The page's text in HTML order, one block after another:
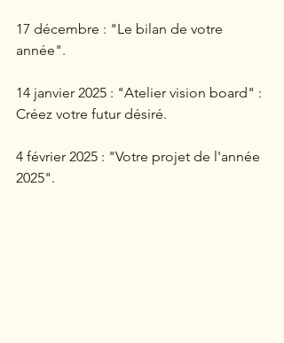
17 décembre : "Le bilan de votre
année".
14 janvier 2025 : "Atelier vision board" :
Créez votre futur désiré.
4 février 2025 : "Votre projet de l'année
2025".